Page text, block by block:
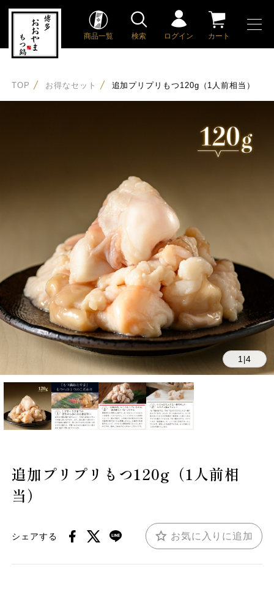
商品一覧 検索 ログイン カート
TOP お得なセット 追加プリプリもつ120g（1人前相当）
1 |4
追加プリプリもつ120g（1人前相
当）
シェアする お気に入りに追加